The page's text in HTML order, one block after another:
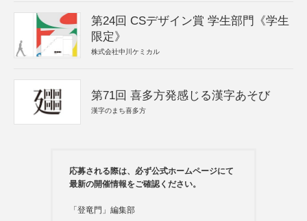
第24回 CSデザイン賞 学生部門《学生
限定》
株式会社中川ケミカル
第71回 喜多方発感じる漢字あそび
漢字のまち喜多方
応募される際は、必ず公式ホームページにて
最新の開催情報をご確認ください。
「登竜門」編集部